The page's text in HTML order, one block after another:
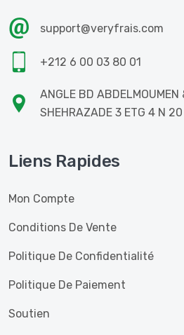
support@veryfrais.com
+212 6 00 03 80 01
ANGLE BD ABDELMOUMEN
SHEHRAZADE 3 ETG 4 N
Liens Rapides
Mon Compte
Conditions De Vente
Politique De Confidentialité
Politique De Paiement
Soutien